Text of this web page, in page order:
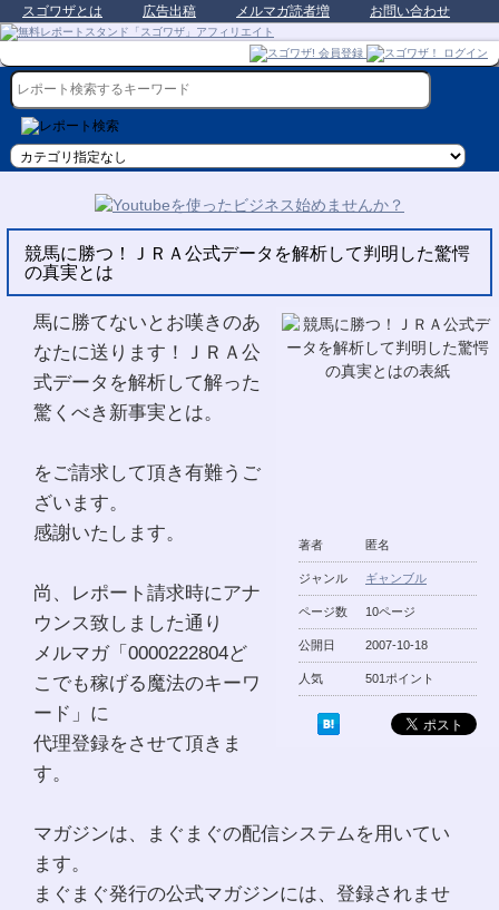
スゴワザとは 広告出稿 メルマガ読者増 お問い合わせ
競馬に勝つ！ＪＲＡ公式データを解析して判明した驚愕
の真実とは
著者 匿名
ジャンル ギャンブル
ページ数 10ページ
公開日 2007-10-18
人気 501ポイント
馬に勝てないとお嘆きのあ
なたに送ります！ＪＲＡ公
式データを解析して解った
驚くべき新事実とは。
をご請求して頂き有難うご
ざいます。
感謝いたします。
尚、レポート請求時にアナ
ウンス致しました通り
メルマガ「0000222804ど
こでも稼げる魔法のキーワ
ード」に
代理登録をさせて頂きま
す。
マガジンは、まぐまぐの配信システムを用いてい
ます。
まぐまぐ発行の公式マガジンには、登録されませ